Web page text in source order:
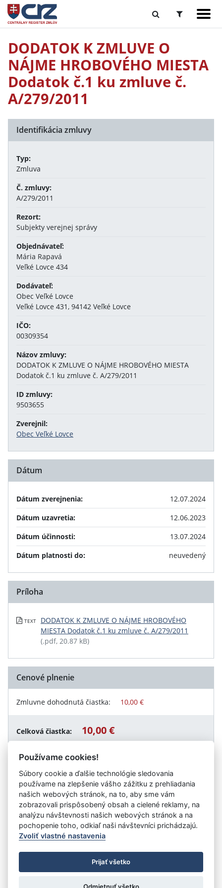
DODATOK K ZMLUVE O
NÁJME HROBOVÉHO MIESTA
Dodatok č.1 ku zmluve č.
A/279/2011
Identifikácia zmluvy
Typ:
Zmluva
Č. zmluvy:
A/279/2011
Rezort:
Subjekty verejnej správy
Objednávateľ:
Mária Rapavá
Veľké Lovce 434
Dodávateľ:
Obec Veľké Lovce
Veľké Lovce 431, 94142 Veľké Lovce
IČO:
00309354
Názov zmluvy:
DODATOK K ZMLUVE O NÁJME HROBOVÉHO MIESTA
Dodatok č.1 ku zmluve č. A/279/2011
ID zmluvy:
9503655
Zverejnil:
Obec Veľké Lovce
Dátum
Dátum zverejnenia:
12.07.2024
Dátum uzavretia:
12.06.2023
Dátum účinnosti:
13.07.2024
Dátum platnosti do:
neuvedený
Príloha
TEXT
DODATOK K ZMLUVE O NÁJME HROBOVÉHO
MIESTA Dodatok č.1 ku zmluve č. A/279/2011
(.pdf, 20.87 kB)
Cenové plnenie
Zmluvne dohodnutá čiastka: 10,00 €
Celková čiastka: 10,00 €
Návrat späť
Vystavil:Obec Veľké Lovce
Úrad vlády SR
- Všetky práva vyhradené
Prehlásenie o prístupnosti
Zmluvy do 31.12.2010
Nastavenia cookies
Používame cookies!
Súbory cookie a ďalšie technológie sledovania
používame na zlepšenie vášho zážitku z prehliadania
našich webových stránok, na to, aby sme vám
zobrazovali prispôsobený obsah a cielené reklamy, na
analýzu návštevnosti našich webových stránok a na
pochopenie toho, odkiaľ naši návštevníci prichádzajú.
Zvoliť vlastné nastavenia
Prijať všetko
Odmietnuť všetko